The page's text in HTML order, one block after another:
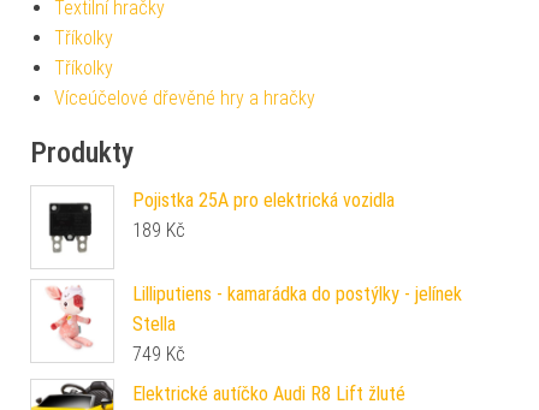
Textilní hračky
Tříkolky
Tříkolky
Víceúčelové dřevěné hry a hračky
Produkty
Pojistka 25A pro elektrická vozidla
189 Kč
Lilliputiens - kamarádka do postýlky - jelínek
Stella
749 Kč
Elektrické autíčko Audi R8 Lift žluté